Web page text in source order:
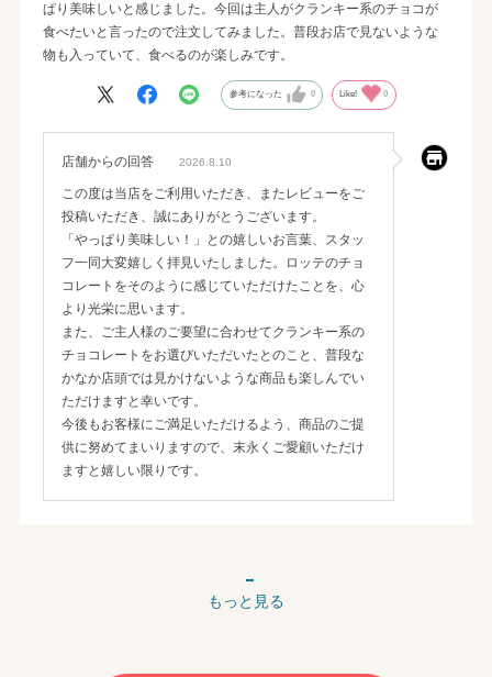
ぱり美味しいと感じました。今回は主人がクランキー系のチョコが
食べたいと言ったので注文してみました。普段お店で見ないような
物も入っていて、食べるのが楽しみです。
参考になった 0 Like! 0
店舗からの回答 2026.8.10
この度は当店をご利用いただき、またレビューをご
投稿いただき、誠にありがとうございます。
「やっぱり美味しい！」との嬉しいお言葉、スタッ
フ一同大変嬉しく拝見いたしました。ロッテのチョ
コレートをそのように感じていただけたことを、心
より光栄に思います。
また、ご主人様のご要望に合わせてクランキー系の
チョコレートをお選びいただいたとのこと、普段な
かなか店頭では見かけないような商品も楽しんでい
ただけますと幸いです。
今後もお客様にご満足いただけるよう、商品のご提
供に努めてまいりますので、末永くご愛顧いただけ
ますと嬉しい限りです。
もっと見る